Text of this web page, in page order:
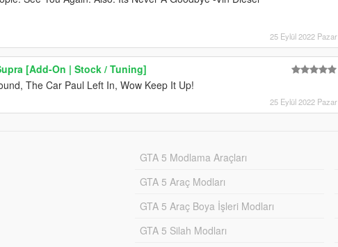
25 Eylül 2022 Pazar
[Add-On | Stock / Tuning]
The Car Paul Left In, Wow Keep It Up!
25 Eylül 2022 Pazar
GTA 5 Modlama Araçları
GTA 5 Araç Modları
GTA 5 Araç Boya İşleri Modları
GTA 5 Silah Modları